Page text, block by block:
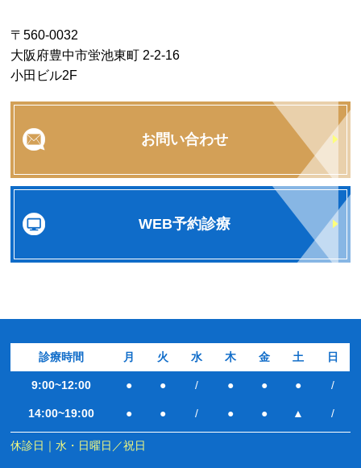
〒560-0032
大阪府豊中市蛍池東町 2-2-16
小田ビル2F
お問い合わせ
WEB予約診療
診療時間 月 火 水 木 金 土 日
9:00~12:00 ● ● / ● ● ● /
14:00~19:00 ● ● / ● ● ▲ /
休診日｜水・日曜日／祝日